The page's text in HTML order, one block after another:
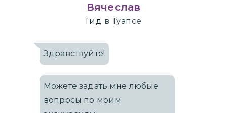
Вячеслав
Гид в Туапсе
Здравствуйте!
Можете задать мне любые
вопросы по моим